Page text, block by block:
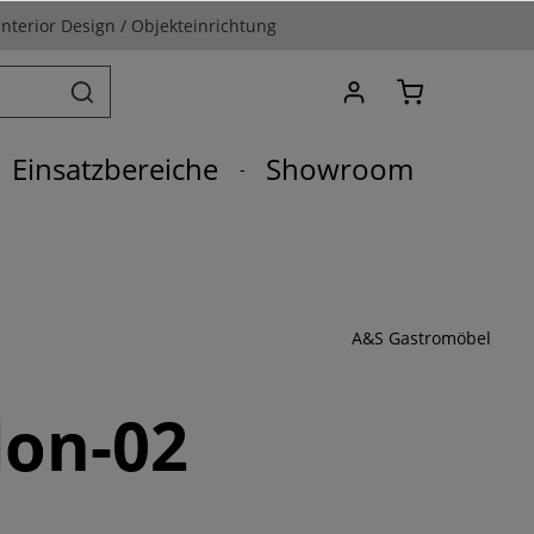
Design / Objekteinrichtung
Einsatzbereiche Showroom
02
A&S Gastromöbel